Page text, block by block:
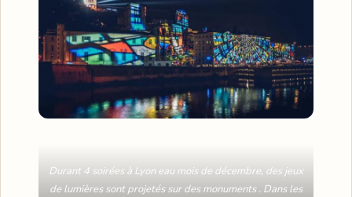
Durant 4 soirées à Lyon eau mois de décembre, des jeux
de lumières sont projetés sur des monuments . Dans les